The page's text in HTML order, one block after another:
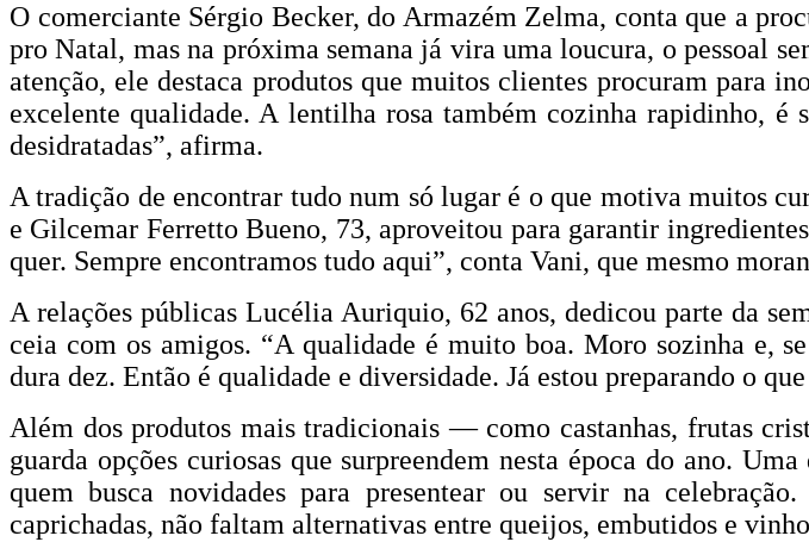
O comerciante Sérgio Becker, do Armazém Zelma, conta que a
pro Natal, mas na próxima semana já vira uma loucura, o pessoal
atenção, ele destaca produtos que muitos clientes procuram para
excelente qualidade. A lentilha rosa também cozinha rapidinho, é
desidratadas”, afirma.
A tradição de encontrar tudo num só lugar é o que motiva muitos
e Gilcemar Ferretto Bueno, 73, aproveitou para garantir
quer. Sempre encontramos tudo aqui”, conta Vani, que mesmo
A relações públicas Lucélia Auriquio, 62 anos, dedicou parte da
ceia com os amigos. “A qualidade é muito boa. Moro sozinha e,
dura dez. Então é qualidade e diversidade. Já estou preparando o
Além dos produtos mais tradicionais — como castanhas, frutas
guarda opções curiosas que surpreendem nesta época do ano.
quem busca novidades para presentear ou servir na
caprichadas, não faltam alternativas entre queijos, embutidos e